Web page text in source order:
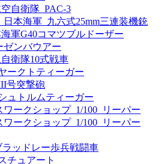
自衛隊_PAC-3
日本海軍_九六式25mm三連装機銃
軍G40コマツブルドーザー
ゼンバウアー
衛隊10式戦車
ークトティーガー
号突撃砲
ュトルムティーガー
ークショップ_1/100_リーパー
ークショップ_1/100_リーパー
ラッドレー歩兵戦闘車
チュアート